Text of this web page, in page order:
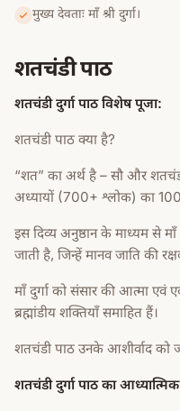
मुख्य देवताः माँ श्री दुर्गा।
शतचंडी पाठ
शतचंडी दुर्गा पाठ विशेष पूजा:
शतचंडी पाठ क्या है?
“शत” का अर्थ है – सौ और
अध्यायों (700+ श्लोक) का 100
इस दिव्य अनुष्ठान के माध्यम से माँ
जाती है, जिन्हें मानव जाति की
माँ दुर्गा को संसार की आत्मा एवं
ब्रह्मांडीय शक्तियाँ समाहित हैं।
शतचंडी पाठ उनके आशीर्वाद को
शतचंडी दुर्गा पाठ का